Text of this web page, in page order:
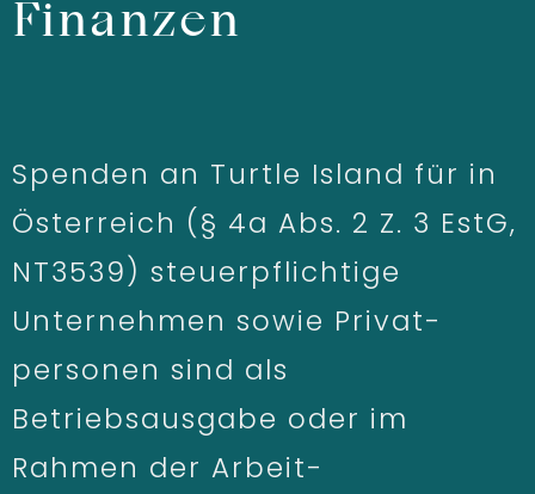
Finanzen
Spenden an Turtle Island für in
Österreich (§ 4a Abs. 2 Z. 3 EstG,
NT3539) steuerpflichtige
Unternehmen sowie Privat­
personen sind als
Betriebsausgabe oder im
Rahmen der Arbeit­